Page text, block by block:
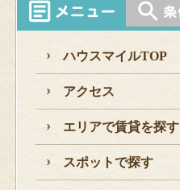
ハウスマイルTOP
アクセス
エリアで賃貸を探す
スポットで探す